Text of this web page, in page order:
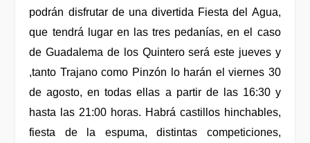
podrán disfrutar de una divertida Fiesta del Agua,
que tendrá lugar en las tres pedanías, en el caso
de Guadalema de los Quintero será este jueves y
,tanto Trajano como Pinzón lo harán el viernes 30
de agosto, en todas ellas a partir de las 16:30 y
hasta las 21:00 horas. Habrá castillos hinchables,
fiesta de la espuma, distintas competiciones,